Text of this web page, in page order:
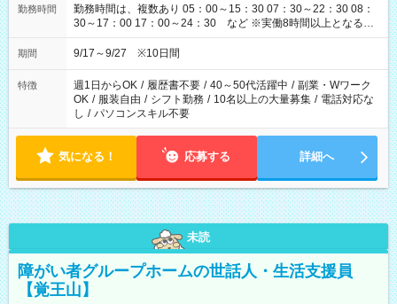
勤務時間
勤務時間は、複数あり 05：00～15：30 07：30～22：30 08：
30～17：00 17：00～24：30 など ※実働8時間以上となる勤
務もあります。 【休憩】60分+他休憩あり 交替で取得します。
安全面に配慮しこまめな休憩があります。
期間 9/17～9/27 ※10日間
特徴 週1日からOK / 履歴書不要 / 40～50代活躍中 / 副業・Wワーク
OK / 服装自由 / シフト勤務 / 10名以上の大量募集 / 電話対応な
し / パソコンスキル不要
気になる！ 応募する 詳細へ
未読
障がい者グループホームの世話人・生活支援員
【覚王山】